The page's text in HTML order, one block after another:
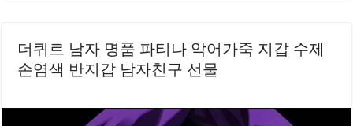
더퀴르 남자 명품 파티나 악어가죽 지갑 수제
손염색 반지갑 남자친구 선물